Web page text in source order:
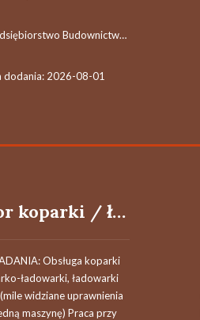
Przedsiębiorstwo Budownictwa Komunikacyjnego "MOSTKOL" Sp. z o.o.
dodania: 2026-08-01
Operator koparki / ładowarki teleskopowej
Obsługa koparki
ładowarki, ładowarki
widziane uprawnienia
maszynę) Praca przy